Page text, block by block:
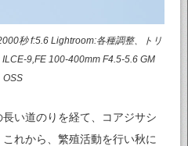
秒 f:5.6 Lightroom:各種調整、トリ
9,FE 100-400mm F4.5-5.6 GM
OSS
い道のりを経て、コアジサシ
れから、繁殖活動を行い秋に